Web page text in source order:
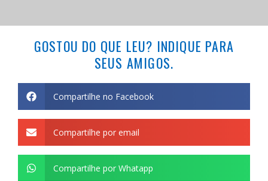
GOSTOU DO QUE LEU? INDIQUE PARA
SEUS AMIGOS.
Compartilhe no Facebook
Compartilhe por email
Compartilhe por Whatapp